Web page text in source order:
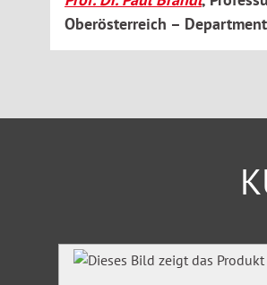
Oberösterreich –
Produktgalerie überspringen